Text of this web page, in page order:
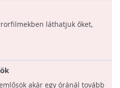
láthatjuk őket,
akár egy óránál tovább